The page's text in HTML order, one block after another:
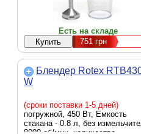
Есть на складе
751грн
Блендер Rotex
W
(сроки поставки 1-5 дней)
погружной, 450 Вт, Емкость
стакана - 0.8 л, без